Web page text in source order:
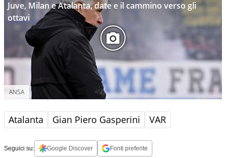
Juve, Milan e Atalanta, date e il cammino verso gli
ottavi
ANSA
Atalanta Gian Piero Gasperini VAR
Seguici su: Google Discover Fonti preferite